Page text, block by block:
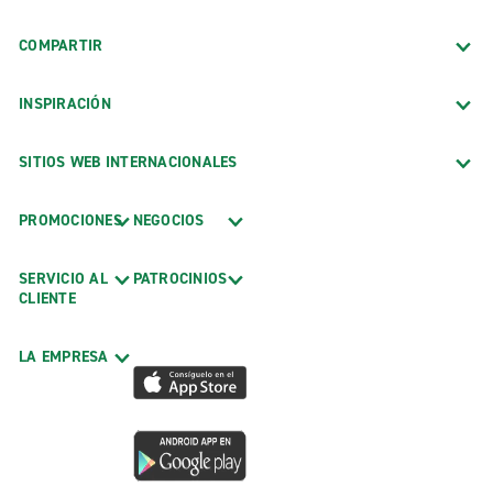
COMPARTIR
INSPIRACIÓN
SITIOS WEB INTERNACIONALES
PROMOCIONES
SERVICIO AL
CLIENTE
LA EMPRESA
NEGOCIOS
PATROCINIOS